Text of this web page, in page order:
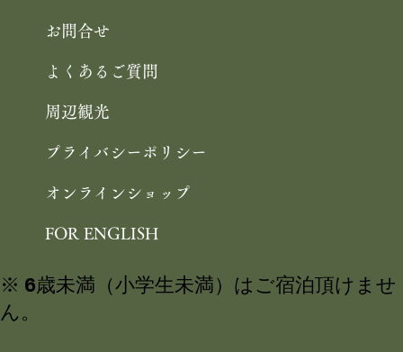
お問合せ
よくあるご質問
周辺観光
プライバシーポリシー
オンラインショップ
FOR ENGLISH
※ 6歳未満（小学生未満）はご宿泊頂けませ
ん。